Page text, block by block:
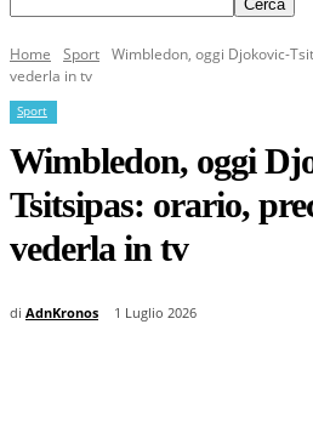
Home Sport Wimbledon, oggi Djokovic-
vederla in tv
Sport
Wimbledon, oggi
Tsitsipas: orario,
vederla in tv
di AdnKronos 1 Luglio 2026